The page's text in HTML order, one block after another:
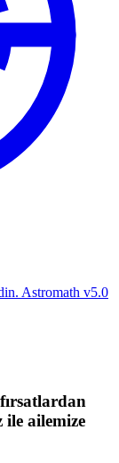
Astromath v5.0
ailemize